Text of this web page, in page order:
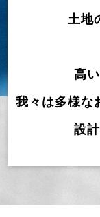
土地
高
我々は多様な
設